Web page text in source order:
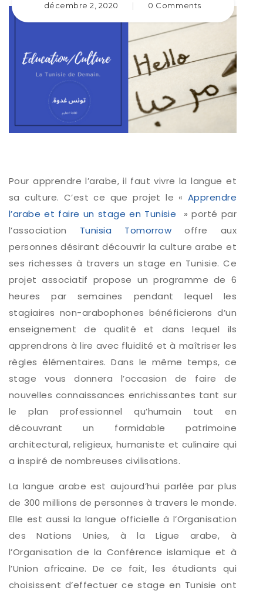
décembre 2, 2020 | 0 Comments
Pour apprendre l’arabe, il faut vivre la langue et
sa culture. C’est ce que projet le « Apprendre
l’arabe et faire un stage en Tunisie
» porté par
l’association Tunisia Tomorrowoffre aux
personnes désirant découvrir la culture arabe et
ses richesses à travers un stage en Tunisie. Ce
projet associatif propose un programme de 6
heures par semaines pendant lequel les
stagiaires non-arabophones bénéficierons d’un
enseignement de qualité et dans lequel ils
apprendrons à lire avec fluidité et à maîtriser les
règles élémentaires. Dans le même temps, ce
stage vous donnera l’occasion de faire de
nouvelles connaissances enrichissantes tant sur
le plan professionnel qu’humain tout en
découvrant un formidable patrimoine
architectural, religieux, humaniste et culinaire qui
a inspiré de nombreuses civilisations.
La langue arabe est aujourd’hui parlée par plus
de 300 millions de personnes à travers le monde.
Elle est aussi la langue officielle à l’Organisation
des Nations Unies, à la Ligue arabe, à
l’Organisation de la Conférence islamique et à
l’Union africaine. De ce fait, les étudiants qui
choisissent d’effectuer ce stage en Tunisie ont